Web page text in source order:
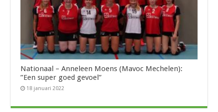
Nationaal – Anneleen Moens (Mavoc Mechelen):
”Een super goed gevoel”
18 januari 2022